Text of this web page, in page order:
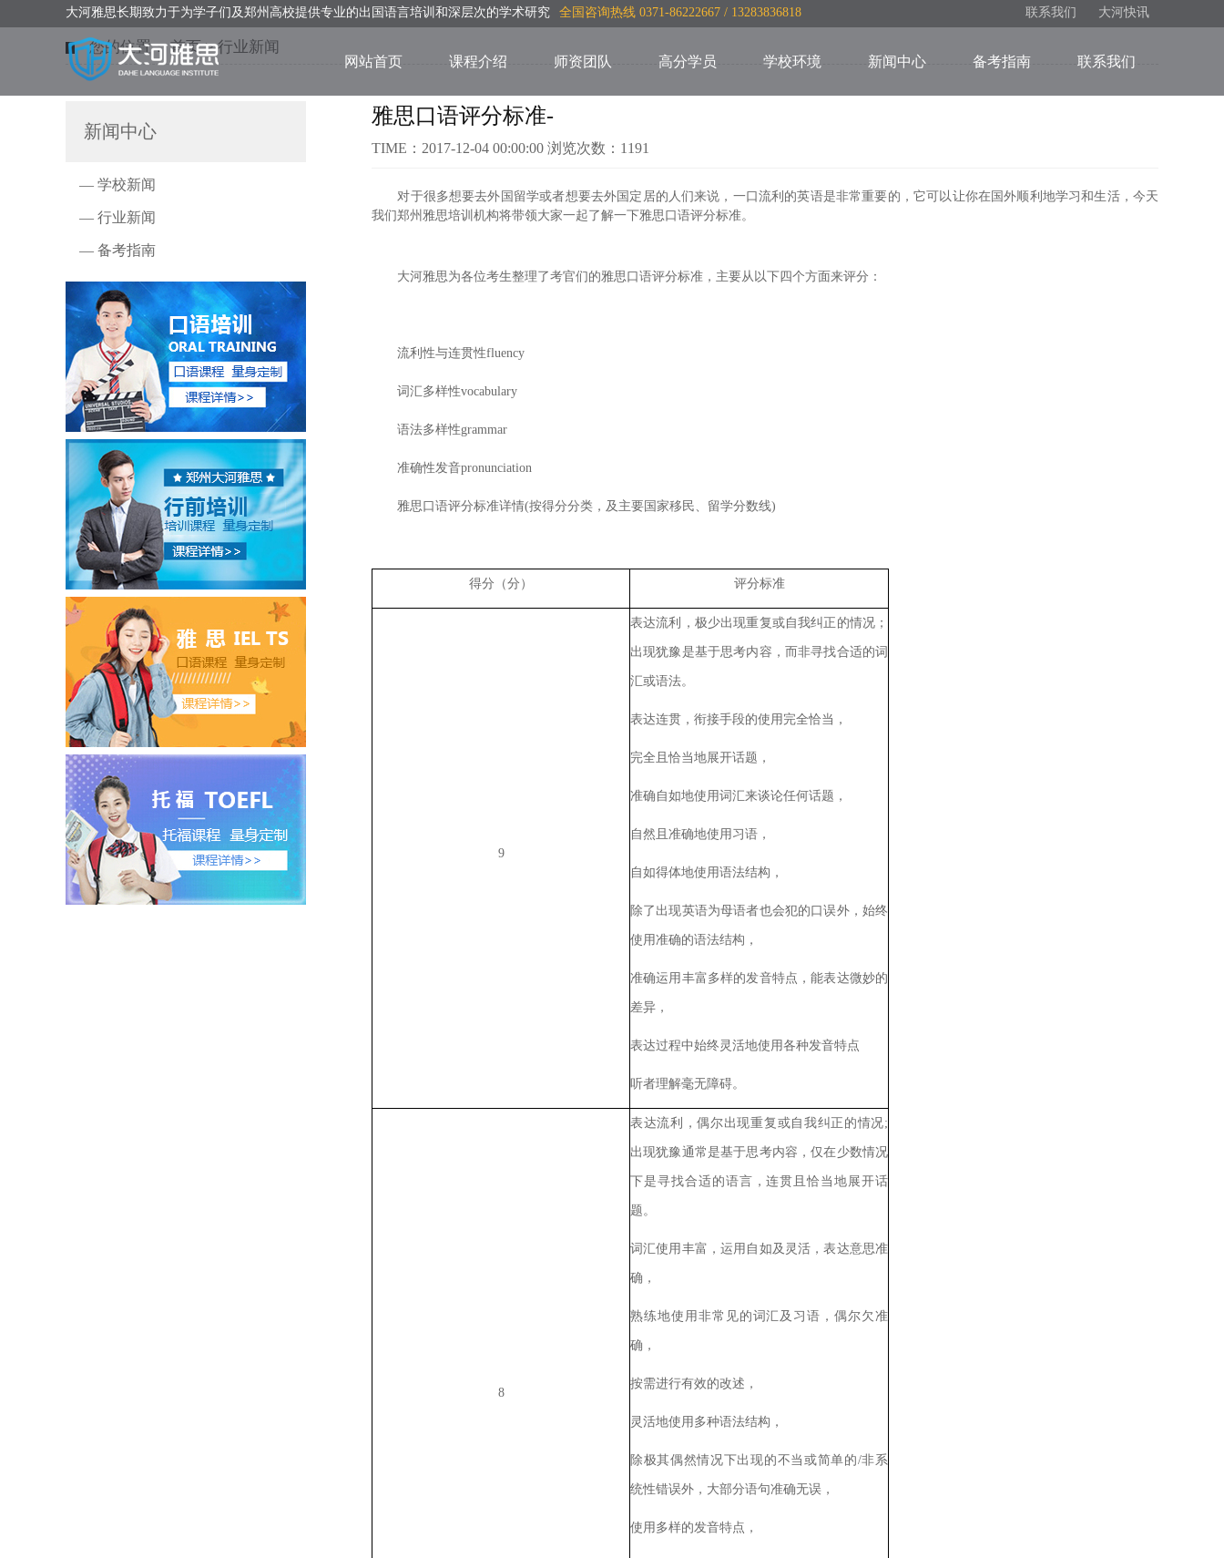
大河雅思长期致力于为学子们及郑州高校提供专业的出国语言培训和深层次的学术研究 全国咨询热线 0371-86222667 / 13283836818 联系我们 大河快讯
网站首页 课程介绍 师资团队 高分学员 学校环境 新闻中心 备考指南 联系我们
您的位置：首页>行业新闻
新闻中心
— 学校新闻
— 行业新闻
— 备考指南
雅思口语评分标准-
TIME：2017-12-04 00:00:00 浏览次数：1191
对于很多想要去外国留学或者想要去外国定居的人们来说，一口流利的英语是非常重要的，它可以让你在国外顺利地学习和生活，今天
我们郑州雅思培训机构将带领大家一起了解一下雅思口语评分标准。
大河雅思为各位考生整理了考官们的雅思口语评分标准，主要从以下四个方面来评分：
流利性与连贯性fluency
词汇多样性vocabulary
语法多样性grammar
准确性发音pronunciation
雅思口语评分标准详情(按得分分类，及主要国家移民、留学分数线)
得分（分） 评分标准
9
表达流利，极少出现重复或自我纠正的情况；
出现犹豫是基于思考内容，而非寻找合适的词
汇或语法。
表达连贯，衔接手段的使用完全恰当，
完全且恰当地展开话题，
准确自如地使用词汇来谈论任何话题，
自然且准确地使用习语，
自如得体地使用语法结构，
除了出现英语为母语者也会犯的口误外，始终
使用准确的语法结构，
准确运用丰富多样的发音特点，能表达微妙的
差异，
表达过程中始终灵活地使用各种发音特点
听者理解毫无障碍。
8
表达流利，偶尔出现重复或自我纠正的情况;
出现犹豫通常是基于思考内容，仅在少数情况
下是寻找合适的语言，连贯且恰当地展开话
题。
词汇使用丰富，运用自如及灵活，表达意思准
确，
熟练地使用非常见的词汇及习语，偶尔欠准
确，
按需进行有效的改述，
灵活地使用多种语法结构，
除极其偶然情况下出现的不当或简单的/非系
统性错误外，大部分语句准确无误，
使用多样的发音特点，